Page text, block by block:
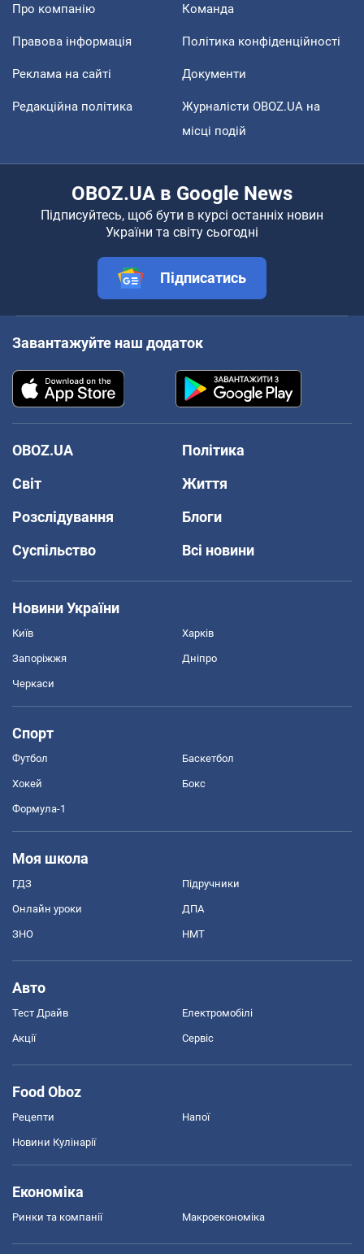
Про компанію Команда
Правова інформація Політика конфіденційності
Реклама на сайті Документи
Редакційна політика
Журналісти OBOZ.UA на
місці подій
OBOZ.UA в Google News
Підписуйтесь, щоб бути в курсі останніх новин
України та світу сьогодні
Підписатись
Завантажуйте наш додаток
OBOZ.UA
Політика
Світ
Життя
Розслідування
Блоги
Суспільство
Всі новини
Новини України
Київ Харків
Запоріжжя Дніпро
Черкаси
Спорт
Футбол Баскетбол
Хокей Бокс
Формула-1
Моя школа
ГДЗ Підручники
Онлайн уроки ДПА
ЗНО НМТ
Авто
Тест Драйв Електромобілі
Акції Сервіс
Food Oboz
Рецепти Напої
Новини Кулінарії
Економіка
Ринки та компанії Макроекономіка